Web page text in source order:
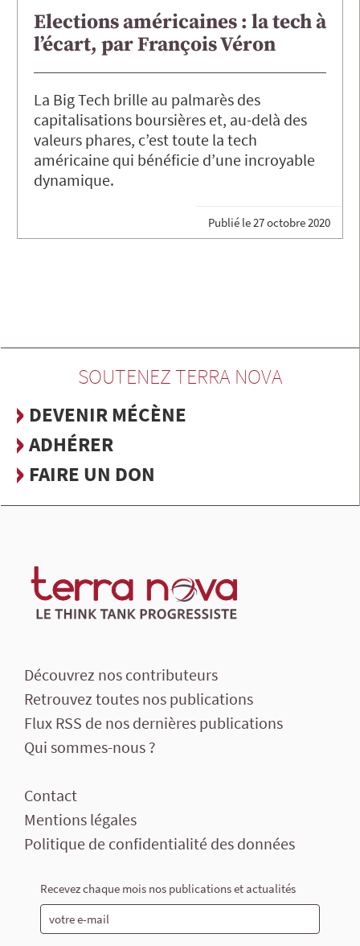
Elections américaines : la tech à
l’écart, par François Véron
La Big Tech brille au palmarès des
capitalisations boursières et, au-delà des
valeurs phares, c’est toute la tech
américaine qui bénéficie d’une incroyable
dynamique.
Publié le27 octobre 2020
SOUTENEZ TERRA NOVA
DEVENIR MÉCÈNE
ADHÉRER
FAIRE UN DON
Découvrez nos contributeurs
Retrouvez toutes nos publications
Flux RSS de nos dernières publications
Qui sommes-nous ?
Contact
Mentions légales
Politique de confidentialité des données
Recevez chaque mois nos publications et actualités